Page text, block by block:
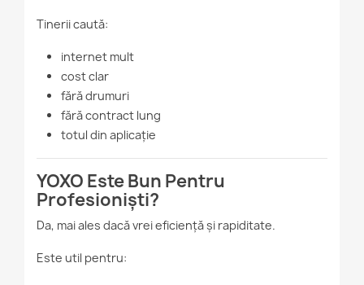
Tinerii caută:
internet mult
cost clar
fără drumuri
fără contract lung
totul din aplicație
YOXO Este Bun Pentru
Profesioniști?
Da, mai ales dacă vrei eficiență și rapiditate.
Este util pentru: